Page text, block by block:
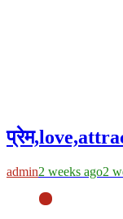
admin2 weeks ago2